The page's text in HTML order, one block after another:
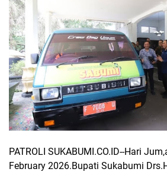
PATROLI SUKABUMI.CO.ID--Hari
February 2026.Bupati Sukabumi